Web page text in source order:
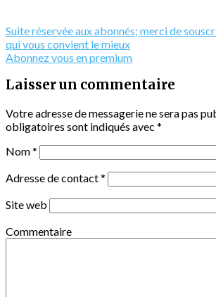
Suite réservée aux abonnés; merci de
qui vous convient le mieux
Abonnez vous en premium
Laisser un commentaire
Votre adresse de messagerie ne sera pas
obligatoires sont indiqués avec *
Nom*
Adresse de contact*
Site web
Commentaire